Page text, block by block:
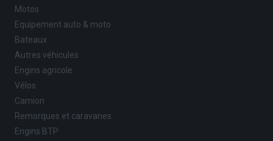
Motos
Equipement auto & moto
Bateaux
Autres véhicules
Engins agricole
Vélos
Camion
Remorques et caravanes
Engins BTP